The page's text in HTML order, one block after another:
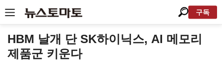
구독
HBM 날개 단 SK하이닉스, AI 메모리
제품군 키운다